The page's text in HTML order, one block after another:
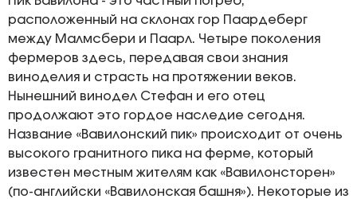
расположенный на склонах гор Паардеберг
между Малмсбери и Паарл. Четыре поколения
фермеров здесь, передавая свои знания
виноделия и страсть на протяжении веков.
Нынешний винодел Стефан и его отец
продолжают это гордое наследие сегодня.
Название «Вавилонский пик» происходит от очень
высокого гранитного пика на ферме, который
известен местным жителям как «Вавилонсторен»
(по-английски «Вавилонская башня»). Некоторые из